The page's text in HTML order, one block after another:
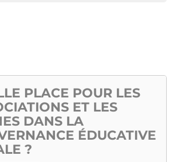
PLACE POUR LES
ET LES
DANS LA
ÉDUCATIVE
?